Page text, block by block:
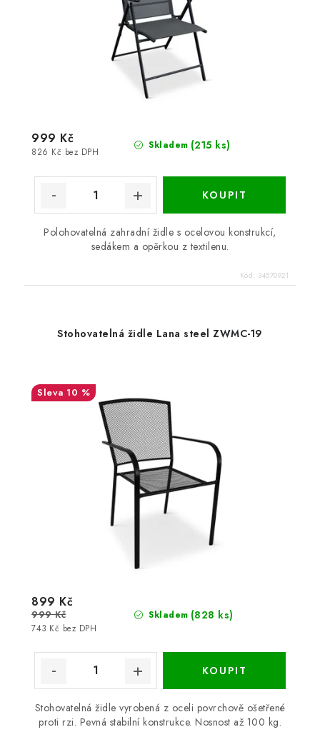
Skladem (215 ks)
826 Kč bez DPH
999 Kč
Polohovatelná zahradní židle s ocelovou konstrukcí,
sedákem a opěrkou z textilenu.
Kód: 34570921
Stohovatelná židle Lana steel ZWMC-19
10 %
Skladem (828 ks)
743 Kč bez DPH
899 Kč
999 Kč
Stohovatelná židle vyrobená z oceli povrchově ošetřené
proti rzi. Pevná stabilní konstrukce. Nosnost až 100 kg.